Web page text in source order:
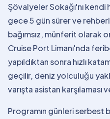
Şövalyeler Sokağı'nı kendi
gece 5 gün sürer ve
bağımsız, münferit olarak
Cruise Port Limanı'nda
yapıldıktan sonra hızlı
geçilir, deniz yolculuğu
varışta asistan
Programın günleri serbest